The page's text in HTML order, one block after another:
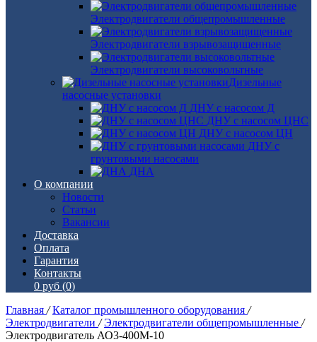
Электродвигатели общепромышленные
Электродвигатели взрывозащищенные
Электродвигатели высоковольтные
Дизельные
насосные установки
ДНУ с насосом Д
ДНУ с насосом ЦНС
ДНУ с насосом ЦН
ДНУ с
грунтовыми насосами
ДНА
О компании
Новости
Статьи
Вакансии
Доставка
Оплата
Гарантия
Контакты
0 руб (0)
Главная / Каталог промышленного оборудования /
Электродвигатели / Электродвигатели общепромышленные /
Электродвигатель АО3-400М-10